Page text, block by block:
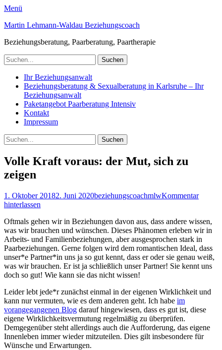
Menü
Martin Lehmann-Waldau Beziehungscoach
Beziehungsberatung, Paarberatung, Paartherapie
Suchen
nach:
Mail
Primäres
Menü
Zum
Inhalt
springen
Ihr Beziehungsanwalt
Beziehungsberatung & Sexualberatung in Karlsruhe – Ihr
Beziehungsanwalt
Paketangebot Paarberatung Intensiv
Kontakt
Impressum
Suchen
Suchen
nach:
Volle Kraft voraus: der Mut, sich zu
zeigen
Veröffentlicht
am
1. Oktober 20182. Juni 2020Autor
beziehungscoachmlwKommentar
hinterlassen
Oftmals gehen wir in Beziehungen davon aus, dass andere wissen,
was wir brauchen und wünschen. Dieses Phänomen erleben wir in
Arbeits- und Familienbeziehungen, aber ausgesprochen stark in
Paarbeziehungen. Gerne folgen wird dem romantischen Ideal, dass
unser*e Partner*in uns ja so gut kennt, dass er oder sie genau weiß,
was wir brauchen. Er ist ja schließlich unser Partner! Sie kennt uns
doch so gut! Wie kann sie das nicht wissen!
Leider lebt jede*r zunächst einmal in der eigenen Wirklichkeit und
kann nur vermuten, wie es dem anderen geht. Ich habe im
vorangegangenen Blog darauf hingewiesen, dass es gut ist, diese
eigene Wirklichkeitsvermutung regelmäßig zu überprüfen.
Demgegenüber steht allerdings auch die Aufforderung, das eigene
Innenleben immer wieder mitzuteilen. Dies gilt insbesondere für
Wünsche und Erwartungen.